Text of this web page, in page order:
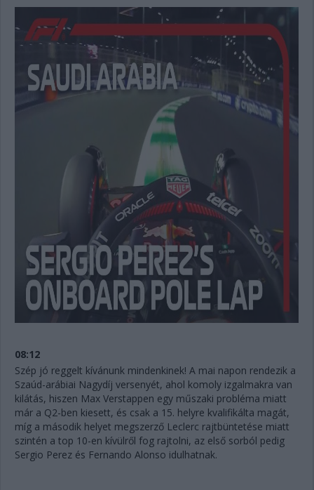
08:12
Szép jó reggelt kívánunk mindenkinek! A mai napon rendezik a
Szaúd-arábiai Nagydíj versenyét, ahol komoly izgalmakra van
kilátás, hiszen Max Verstappen egy műszaki probléma miatt
már a Q2-ben kiesett, és csak a 15. helyre kvalifikálta magát,
míg a második helyet megszerző Leclerc rajtbüntetése miatt
szintén a top 10-en kívülről fog rajtolni, az első sorból pedig
Sergio Perez és Fernando Alonso idulhatnak.